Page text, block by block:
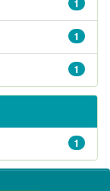
1
1
1